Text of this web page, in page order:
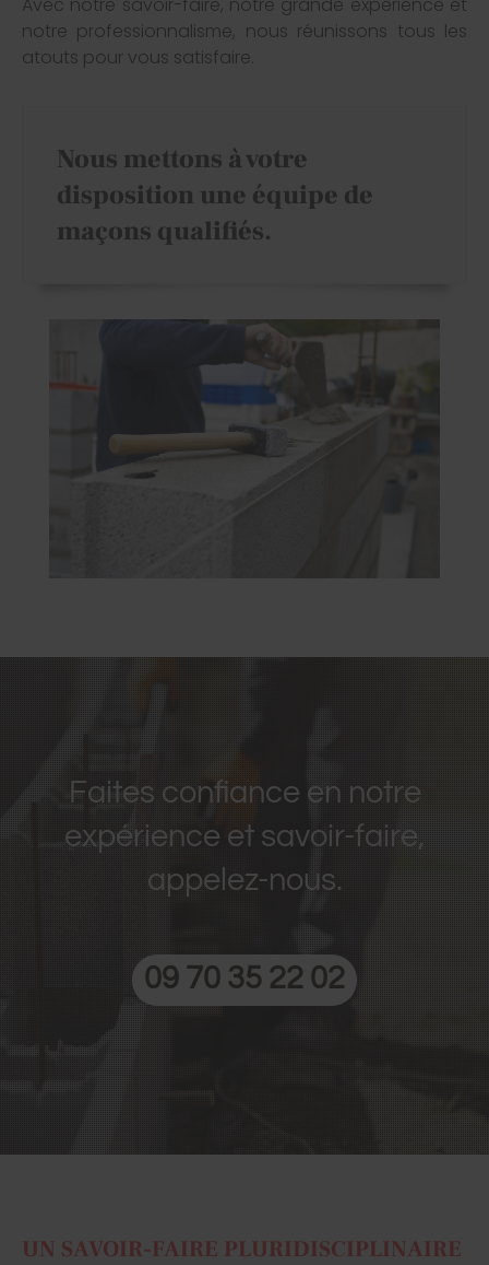
notre professionnalisme, nous réunissons tous les
atouts pour vous satisfaire.
Nous mettons à votre
disposition une équipe de
maçons qualifiés.
Faites confiance en notre
expérience et savoir-faire,
appelez-nous.
09 70 35 22 02
UN SAVOIR-FAIRE PLURIDISCIPLINAIRE